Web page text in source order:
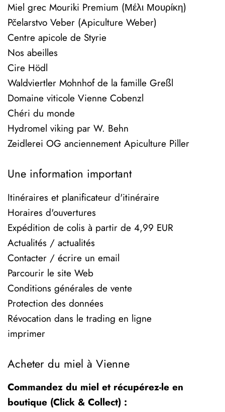
Miel grec Mouriki Premium (Μέλι Μουρίκη)
Pčelarstvo Veber (Apiculture Weber)
Centre apicole de Styrie
Nos abeilles
Cire Hödl
Waldviertler Mohnhof de la famille Greßl
Domaine viticole Vienne Cobenzl
Chéri du monde
Hydromel viking par W. Behn
Zeidlerei OG anciennement Apiculture Piller
Une information important
Itinéraires et planificateur d'itinéraire
Horaires d'ouvertures
Expédition de colis à partir de 4,99 EUR
Actualités / actualités
Contacter / écrire un email
Parcourir le site Web
Conditions générales de vente
Protection des données
Révocation dans le trading en ligne
imprimer
Acheter du miel à Vienne
Commandez du miel et récupérez-le en
boutique (Click & Collect) :